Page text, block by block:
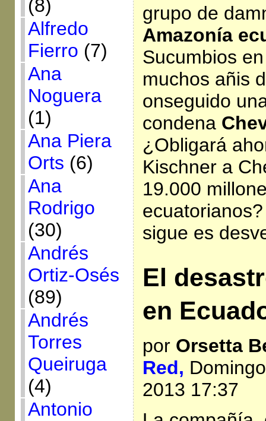
(8)
Alfredo
Fierro (7)
Ana
Noguera
(1)
Ana Piera
Orts (6)
Ana
Rodrigo
(30)
Andrés
Ortiz-Osés
(89)
Andrés
Torres
Queiruga
(4)
Antonio
grupo de
Amazonía
Sucumbios
muchos añis
onseguido
condena
¿Obligará
Kischner a
19.000
sigue es
El
en
por Orsetta
Red,
2013 17:37